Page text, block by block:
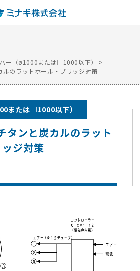
ー（ø1000または□1000以下）
>
のラットホール・ブリッジ対策
または□1000以下）
ンと炭カルのラット
ジ対策